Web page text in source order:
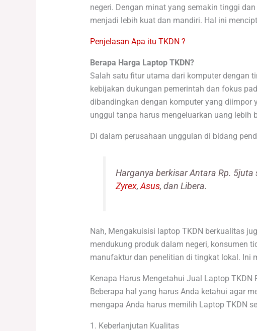
negeri. Dengan minat yang semakin tinggi
menjadi lebih kuat dan mandiri. Hal ini
Penjelasan Apa itu TKDN ?
Berapa Harga Laptop TKDN?
Salah satu fitur utama dari komputer dengan
kebijakan dukungan pemerintah dan fokus
dibandingkan dengan komputer yang diimpor
unggul tanpa harus mengeluarkan uang lebih
Di dalam perusahaan unggulan di bidang
Harganya berkisar Antara Rp.
Zyrex,Asus, dan Libera.
Nah, Mengakuisisi laptop TKDN berkualitas
mendukung produk dalam negeri, konsumen
manufaktur dan penelitian di tingkat lokal. Ini
Kenapa Harus Mengetahui Jual Laptop TKDN
Beberapa hal yang harus Anda ketahui agar
mengapa Anda harus memilih Laptop TKDN
1. Keberlanjutan Kualitas